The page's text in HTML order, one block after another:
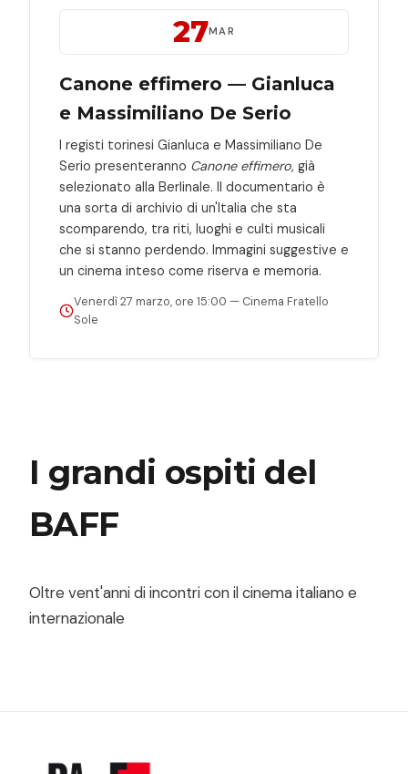
27MAR
Canone effimero — Gianluca
e Massimiliano De Serio
I registi torinesi Gianluca e Massimiliano De
Serio presenteranno Canone effimero, già
selezionato alla Berlinale. Il documentario è
una sorta di archivio di un'Italia che sta
scomparendo, tra riti, luoghi e culti musicali
che si stanno perdendo. Immagini suggestive e
un cinema inteso come riserva e memoria.
Venerdì 27 marzo, ore 15:00 — Cinema Fratello
Sole
I grandi ospiti del
BAFF
Oltre vent'anni di incontri con il cinema italiano e
internazionale